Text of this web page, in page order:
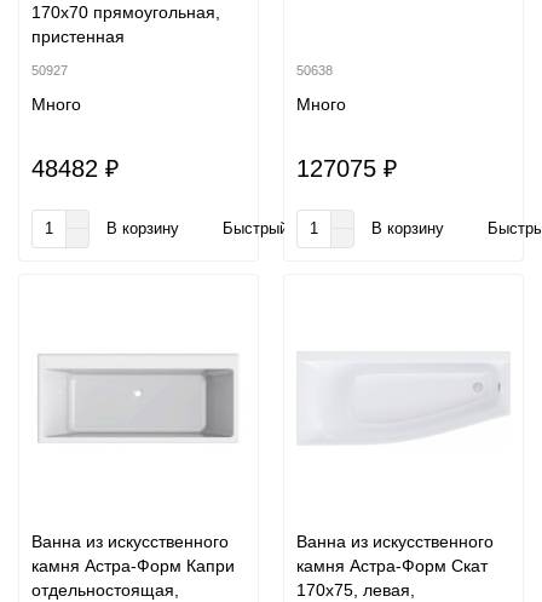
170х70 прямоугольная,
пристенная
50927
Много
48482 ₽
В корзину Быстрый заказ
50638
Много
127075 ₽
В корзину
Ванна из искусственного
камня Астра-Форм Капри
отдельностоящая,
Ванна из искусственного
камня Астра-Форм Скат
170x75, левая,